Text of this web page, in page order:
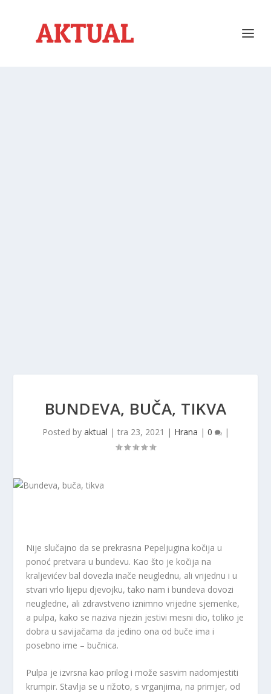
BUNDEVA, BUČA, TIKVA
Posted by aktual | tra 23, 2021 | Hrana | 0 |
Nije slučajno da se prekrasna Pepeljugina kočija u
ponoć pretvara u bundevu. Kao što je kočija na
kraljevićev bal dovezla inače neuglednu, ali vrijednu i u
stvari vrlo lijepu djevojku, tako nam i bundeva dovozi
neugledne, ali zdravstveno iznimno vrijedne sjemenke,
a pulpa, kako se naziva njezin jestivi mesni dio, toliko je
dobra u savijačama da jedino ona od buče ima i
posebno ime – bučnica.
Pulpa je izvrsna kao prilog i može sasvim nadomjestiti
krumpir. Stavlja se u rižoto, s vrganjima, na primjer, od